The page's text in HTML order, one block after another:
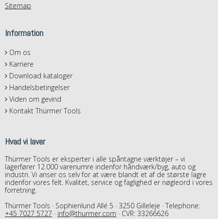
Sitemap
Information
Om os
Karriere
Download kataloger
Handelsbetingelser
Viden om gevind
Kontakt Thürmer Tools
Hvad vi laver
Thürmer Tools er eksperter i alle spåntagne værktøjer – vi
lagerfører 12.000 varenumre indenfor håndværk/byg, auto og
industri. Vi anser os selv for at være blandt et af de største lagre
indenfor vores felt. Kvalitet, service og faglighed er nøgleord i vores
forretning.
Thürmer Tools · Sophienlund Allé 5 · 3250 Gilleleje · Telephone:
+45 7027 5727 · info@thurmer.com · CVR: 33266626